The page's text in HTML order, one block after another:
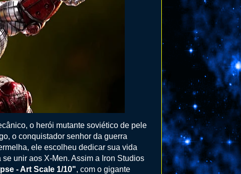
o herói mutante soviético de pele
o conquistador senhor da guerra
ele escolheu dedicar sua vida
unir aos X-Men. Assim a Iron Studios
- Art Scale 1/10", com o gigante